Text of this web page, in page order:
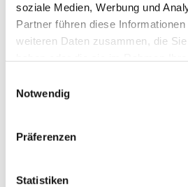
soziale Medien, Werbung und
Partner führen diese
weiteren Daten zusammen, die
Cookies, wenn Sie unsere
Notwendig
Präferenzen
Statistiken
Funktionskreisbezug:
Drei Wärmebereiche, Herz, Lunge
Wirkrichtung:
bitter, süß
Tendenz kalt